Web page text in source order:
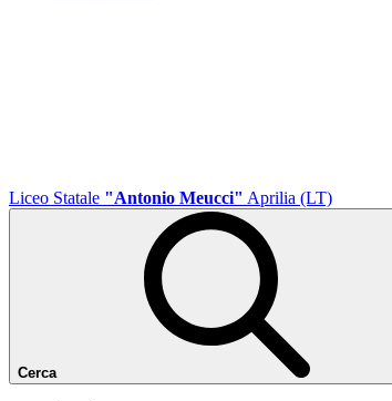
Liceo Statale "Antonio Meucci" Aprilia (LT)
Cerca